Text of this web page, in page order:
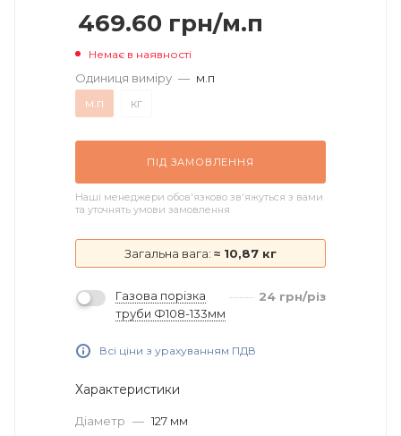
469.60 грн/м.п
Немає в наявності
Одиниця виміру — м.п
м.п
кг
ПІД ЗАМОВЛЕННЯ
Наші менеджери обов'язково зв'яжуться з вами
та уточнять умови замовлення
Загальна вага: ≈ 10,87 кг
Газова порізка
труби Ф108-133мм
24 грн/різ
Всі ціни з урахуванням ПДВ
Характеристики
Діаметр — 127 мм